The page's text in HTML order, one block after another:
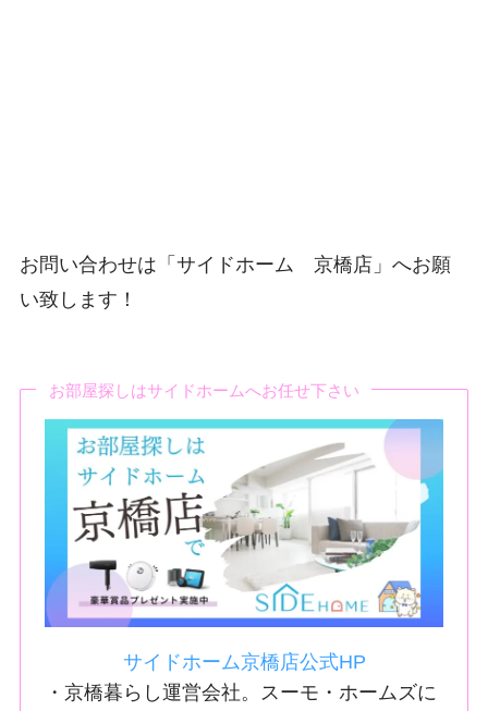
お問い合わせは「サイドホーム 京橋店」へお願
い致します！
お部屋探しはサイドホームへお任せ下さい
サイドホーム京橋店公式HP
・京橋暮らし運営会社。スーモ・ホームズに